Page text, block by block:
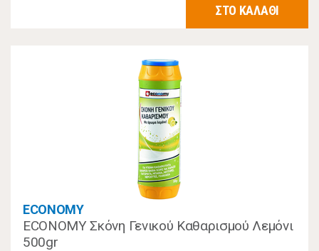
ΣΤΟ ΚΑΛΑΘΙ
ECONOMY
ECONOMY Σκόνη Γενικού Καθαρισμού Λεμόνι
500gr